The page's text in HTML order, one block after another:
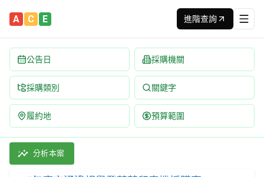
A C E 進階查詢
公告日 採購機關
採購類別 關鍵字
履約地 預算範圍
115年度交通違規舉發藍芽印表機採購案 招標公告 | 案號：
採購類別：財物類 做為測量、檢查、航行及其他目的用之
分析本案